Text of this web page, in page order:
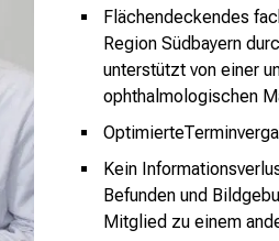
Flächendeckendes
Region Südbayern
unterstützt von einer
ophthalmologischen
Kein
Befunden und
Mitglied zu einem